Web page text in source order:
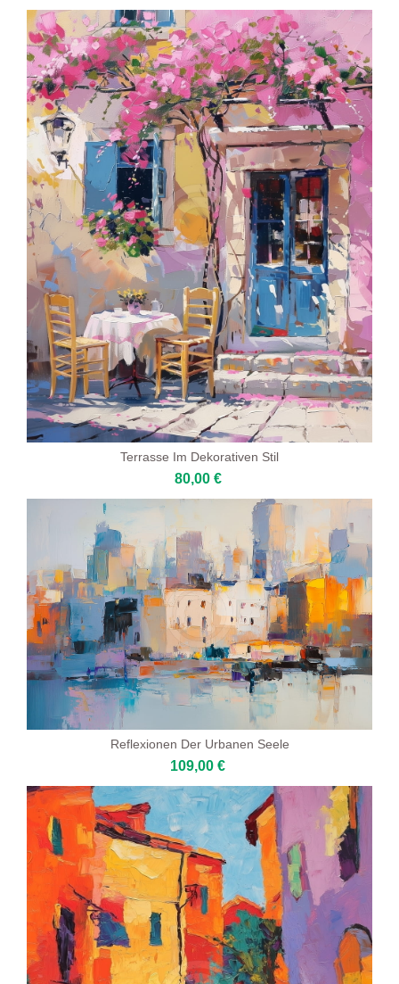
Terrasse Im Dekorativen Stil
80,00 €
Reflexionen Der Urbanen Seele
109,00 €